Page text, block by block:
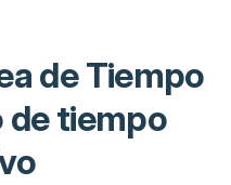
de Tiempo
de tiempo